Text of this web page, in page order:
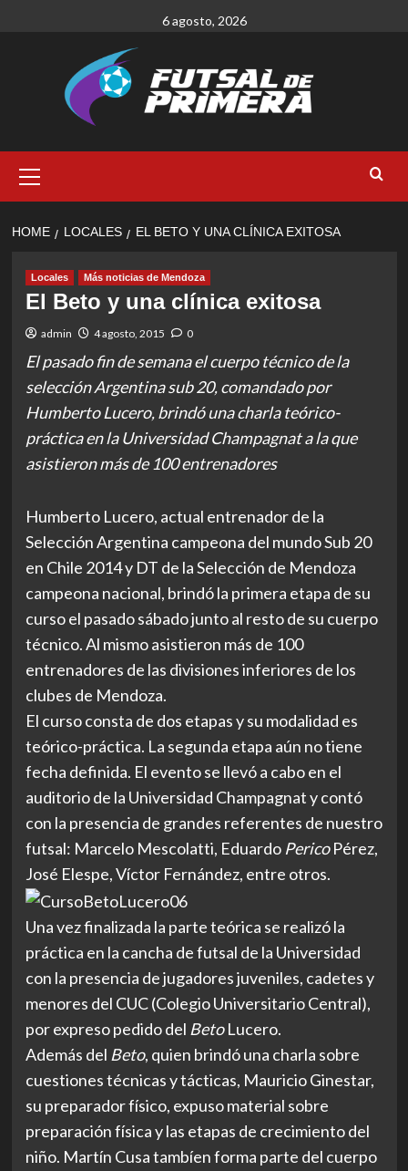
6 agosto, 2026
Menu
HOME LOCALES EL BETO Y UNA CLÍNICA EXITOSA
Locales Más noticias de Mendoza
El Beto y una clínica exitosa
admin 4 agosto, 2015 0
El pasado fin de semana el cuerpo técnico de la
selección Argentina sub 20, comandado por
Humberto Lucero, brindó una charla teórico-
práctica en la Universidad Champagnat a la que
asistieron más de 100 entrenadores
Humberto Lucero, actual entrenador de la
Selección Argentina campeona del mundo Sub 20
en Chile 2014 y DT de la Selección de Mendoza
campeona nacional, brindó la primera etapa de su
curso el pasado sábado junto al resto de su cuerpo
técnico. Al mismo asistieron más de 100
entrenadores de las divisiones inferiores de los
clubes de Mendoza.
El curso consta de dos etapas y su modalidad es
teórico-práctica. La segunda etapa aún no tiene
fecha definida. El evento se llevó a cabo en el
auditorio de la Universidad Champagnat y contó
con la presencia de grandes referentes de nuestro
futsal: Marcelo Mescolatti, Eduardo PericoPérez,
José Elespe, Víctor Fernández, entre otros.
Una vez finalizada la parte teórica se realizó la
práctica en la cancha de futsal de la Universidad
con la presencia de jugadores juveniles, cadetes y
menores del CUC (Colegio Universitario Central),
por expreso pedido del BetoLucero.
Además del Beto, quien brindó una charla sobre
cuestiones técnicas y tácticas, Mauricio Ginestar,
su preparador físico, expuso material sobre
preparación física y las etapas de crecimiento del
niño. Martín Cusa tambíen forma parte del cuerpo